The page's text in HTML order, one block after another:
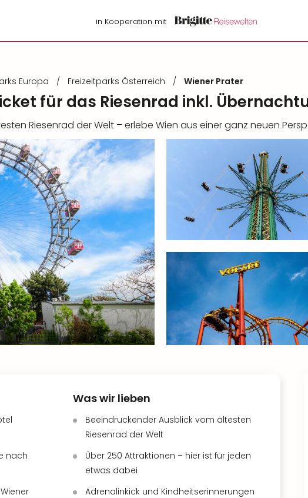
in Kooperation mit
Europa / Freizeitparks Österreich / Wiener Prater
für das Riesenrad inkl.
Riesenrad der Welt – erlebe Wien aus einer ganz neuen
nach
Was wir lieben
Beeindruckender Ausblick vom ältesten
Riesenrad der Welt
Über 250 Attraktionen – hier ist für jeden
etwas dabei
Adrenalinkick und Kindheitserinnerungen